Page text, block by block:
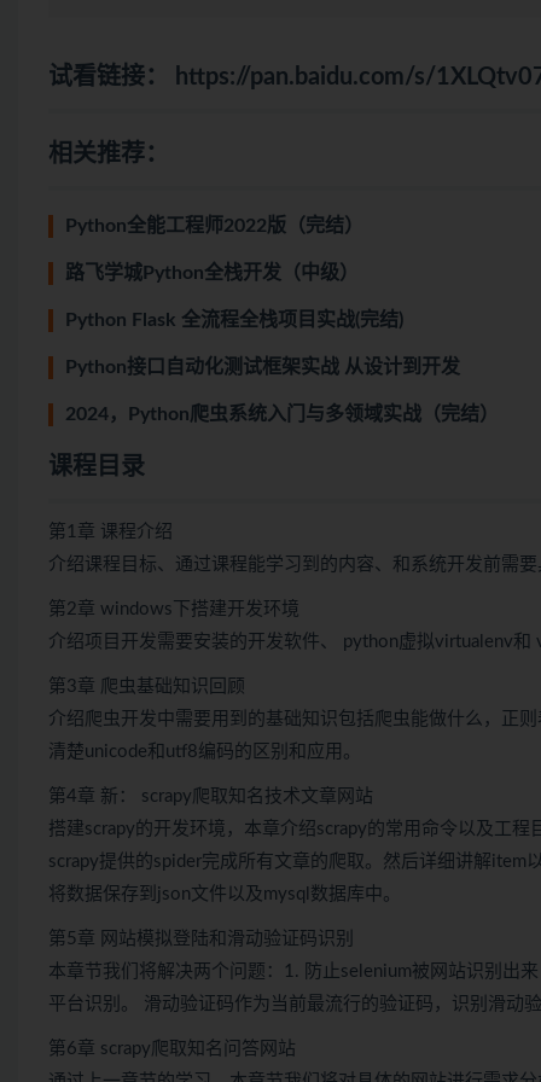
试看链接： https://pan.baidu.com/s/
相关推荐：
Python全能工程师2022版（完结）
路飞学城Python全栈开发（中级）
Python Flask 全流程全栈项目实战(完结)
Python接口自动化测试框架实战 从设计到开发
2024，Python爬虫系统入门与多领域实战（完结）
课程目录
第1章 课程介绍
介绍课程目标、通过课程能学习到的内容、和系统开发前需
第2章 windows下搭建开发环境
介绍项目开发需要安装的开发软件、 python虚拟virtualenv
第3章 爬虫基础知识回顾
介绍爬虫开发中需要用到的基础知识包括爬虫能做什么，正
清楚unicode和utf8编码的区别和应用。
第4章 新： scrapy爬取知名技术文章网站
搭建scrapy的开发环境，本章介绍scrapy的常用命令以及工
scrapy提供的spider完成所有文章的爬取。然后详细讲解
将数据保存到json文件以及mysql数据库中。
第5章 网站模拟登陆和滑动验证码识别
本章节我们将解决两个问题：1. 防止selenium被网站识别出
平台识别。 滑动验证码作为当前最流行的验证码，识别滑动
第6章 scrapy爬取知名问答网站